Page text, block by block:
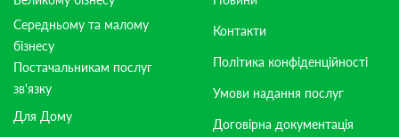
Середньому та малому
бізнесу
Постачальникам послуг
зв'язку
Для Дому
Контакти
Політика конфіденційності
Умови надання послуг
Договірна документація